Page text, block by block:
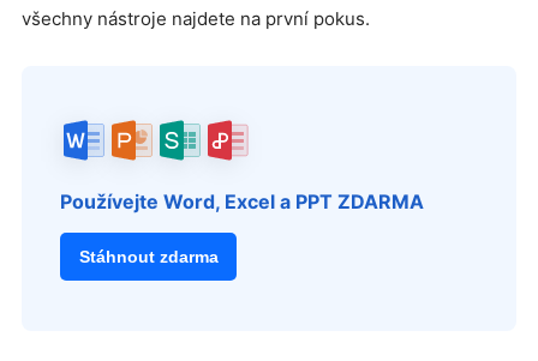
všechny nástroje najdete na první pokus.
Používejte Word, Excel a PPT ZDARMA
Stáhnout zdarma